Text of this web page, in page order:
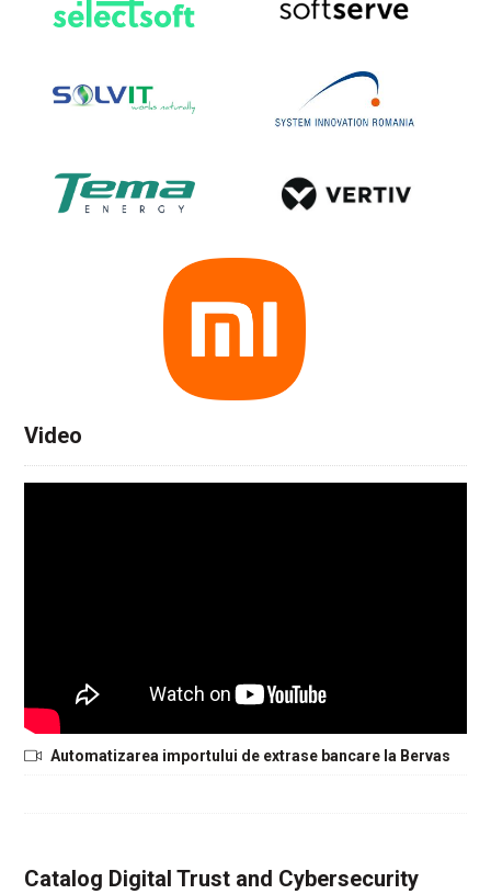
Video
Automatizarea importului de extrase bancare la Bervas
Catalog Digital Trust and Cybersecurity